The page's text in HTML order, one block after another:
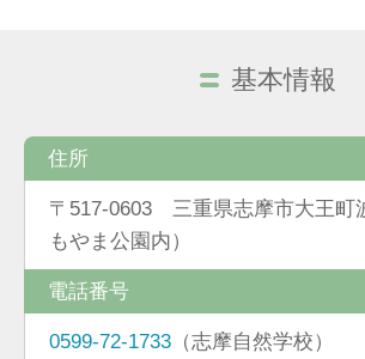
基本情報
住所
〒517-0603 三重県志摩市大王町
もやま公園内）
電話番号
0599-72-1733 （志摩自然学校）